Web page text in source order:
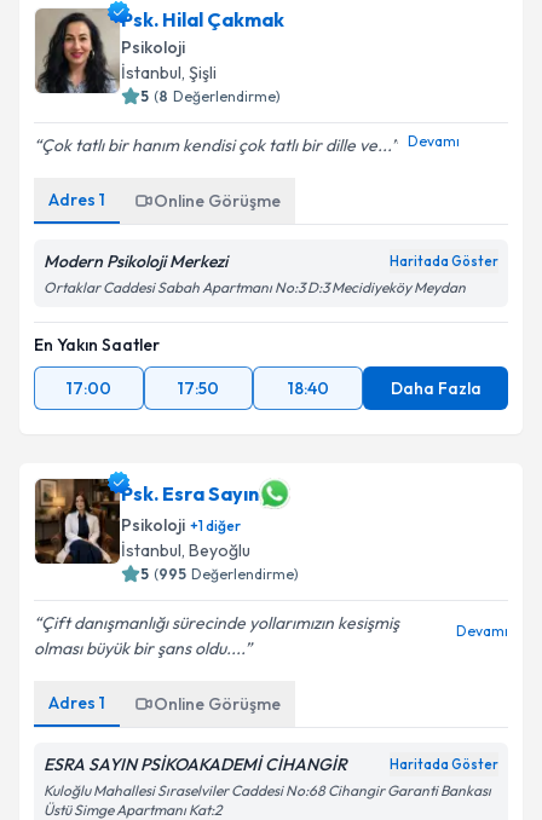
Psk. Hilal Çakmak
Psikoloji
İstanbul, Şişli
5 (8 Değerlendirme)
Çok tatlı bir hanım kendisi çok tatlı bir dille ve... Devamı
Adres 1 Online Görüşme
Modern Psikoloji Merkezi Haritada Göster
Ortaklar Caddesi Sabah Apartmanı No:3 D:3 Mecidiyeköy Meydan
En Yakın Saatler
17:00
17:50 18:40 Daha Fazla
Psk. Esra Sayın
Psikoloji +1diğer
İstanbul, Beyoğlu
5 (995 Değerlendirme)
Çift danışmanlığı sürecinde yollarımızın kesişmiş
olması büyük bir şans oldu....
Devamı
Adres 1 Online Görüşme
ESRA SAYIN PSİKOAKADEMİ CİHANGİR Haritada Göster
Kuloğlu Mahallesi Sıraselviler Caddesi No:68 Cihangir Garanti Bankası
Üstü Simge Apartmanı Kat:2